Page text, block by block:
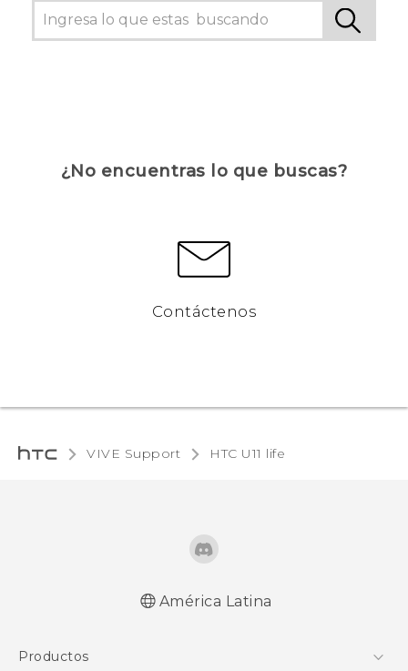
¿No encuentras lo que buscas?
Contáctenos
VIVE Support HTC U11 life‎
América Latina
Productos